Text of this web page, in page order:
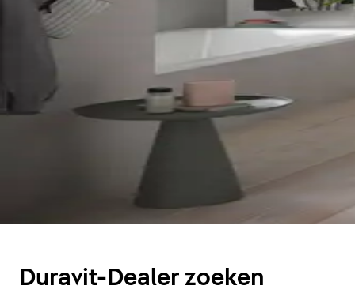
Duravit-Dealer zoeken